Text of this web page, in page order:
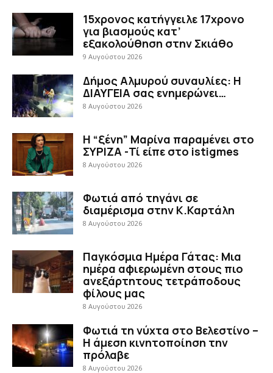
15χρονος κατήγγειλε 17χρονο
για βιασμούς κατ’
εξακολούθηση στην Σκιάθο
9 Αυγούστου 2026
Δήμος Αλμυρού συναυλίες: Η
ΔΙΑΥΓΕΙΑ σας ενημερώνει…
8 Αυγούστου 2026
Η “ξένη” Μαρίνα παραμένει στο
ΣΥΡΙΖΑ -Τί είπε στο istigmes
8 Αυγούστου 2026
Φωτιά από τηγάνι σε
διαμέρισμα στην Κ.Καρτάλη
8 Αυγούστου 2026
Παγκόσμια Ημέρα Γάτας: Μια
ημέρα αφιερωμένη στους πιο
ανεξάρτητους τετράποδους
φίλους μας
8 Αυγούστου 2026
Φωτιά τη νύχτα στο Βελεστίνο –
Η άμεση κινητοποίηση την
πρόλαβε
8 Αυγούστου 2026